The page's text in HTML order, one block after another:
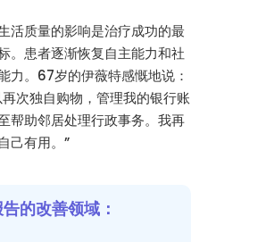
活质量的影响是治疗成功的最
。患者逐渐恢复自主能力和社
力。67岁的伊薇特感慨地说：
再次独自购物，管理我的银行账
帮助邻居处理行政事务。我再
己有用。”
的改善领域：